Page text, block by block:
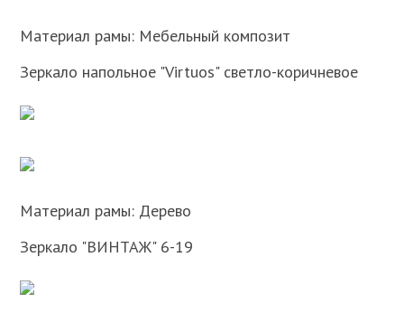
Материал рамы: Мебельный композит
Зеркало напольное "Virtuos" светло-коричневое
Материал рамы: Дерево
Зеркало "ВИНТАЖ" 6-19